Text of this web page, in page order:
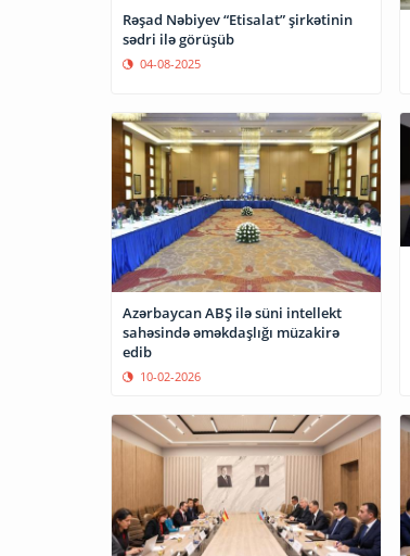
Rəşad Nəbiyev “Etisalat” şirkətinin
sədri ilə görüşüb
04-08-2025
Azərbaycan ABŞ ilə süni intellekt
sahəsində əməkdaşlığı müzakirə
edib
10-02-2026